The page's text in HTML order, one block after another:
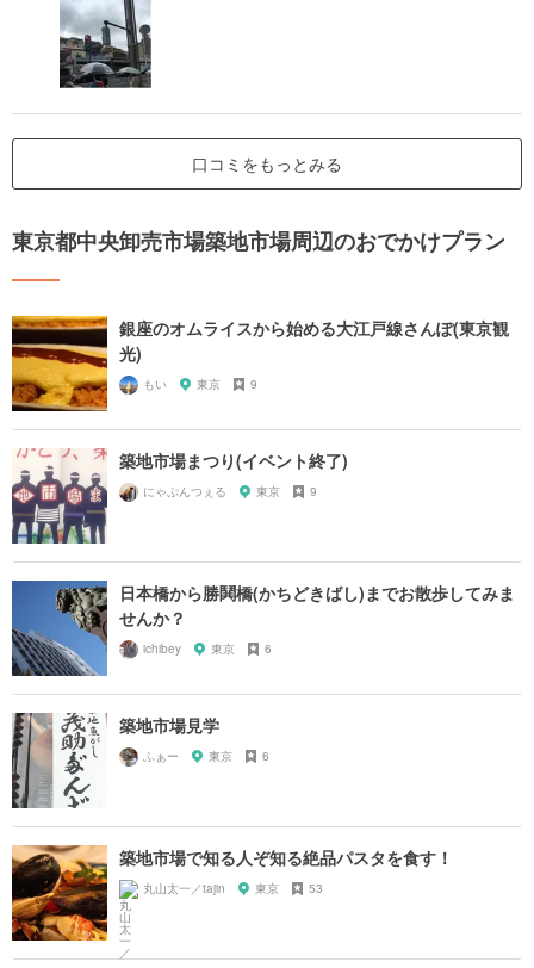
口コミをもっとみる
東京都中央卸売市場築地市場周辺のおでかけプラン
銀座のオムライスから始める大江戸線さんぽ(東京観
光)
もい 東京 9
築地市場まつり(イベント終了)
にゃぷんつぇる 東京 9
日本橋から勝鬨橋(かちどきばし)までお散歩してみま
せんか？
ichibey 東京 6
築地市場見学
ふぁー 東京 6
築地市場で知る人ぞ知る絶品パスタを食す！
丸山太一／tajin 東京 53